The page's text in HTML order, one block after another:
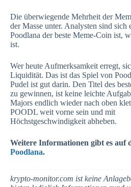
Die überwiegende Mehrheit der
der Masse unter. Analysten sind sich
Poodlana der beste Meme-Coin ist,
ist.
Wer heute Aufmerksamkeit erregt,
Liquidität. Das ist das Spiel von
Pudel ist gut darin. Den Titel des
zu gewinnen, ist keine leichte
Majors endlich wieder nach oben
POODL weit vorne sein und mit
Höchstgeschwindigkeit abheben.
Weitere Informationen gibt es auf
Poodlana.
krypto-monitor.com ist keine